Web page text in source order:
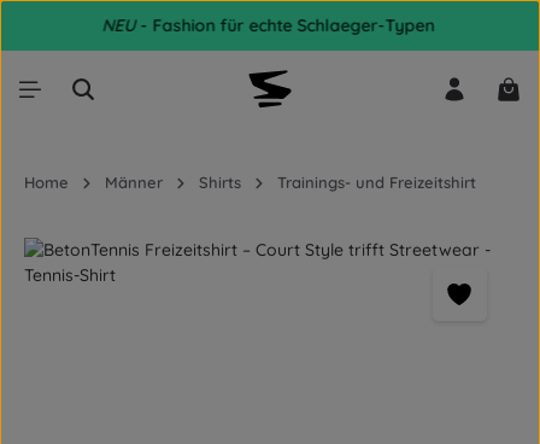
Zum Hauptinhalt springen
NEU- Fashion für echte Schlaeger-Typen
Home Männer Shirts Trainings- und Freizeitshirt
Bildergalerie überspringen